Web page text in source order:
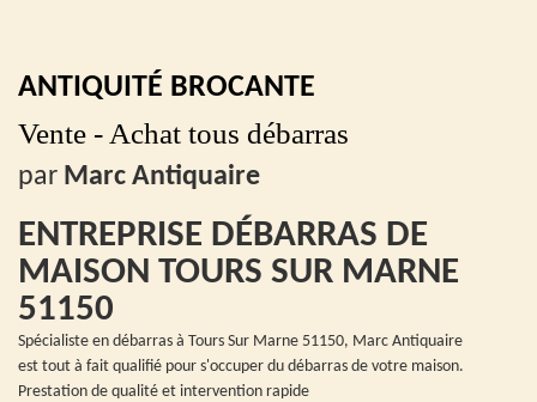
ANTIQUITÉ BROCANTE
Vente - Achat tous débarras
par Marc Antiquaire
ENTREPRISE DÉBARRAS DE
MAISON TOURS SUR MARNE
51150
Spécialiste en débarras à Tours Sur Marne 51150, Marc Antiquaire
est tout à fait qualifié pour s'occuper du débarras de votre maison.
Prestation de qualité et intervention rapide